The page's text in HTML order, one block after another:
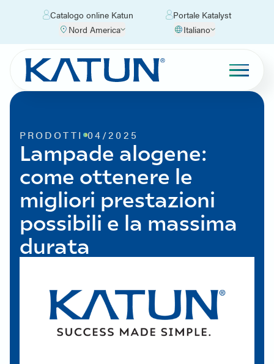
Catalogo online Katun
Portale Katalyst
Nord America
Italiano
PRODOTTI 04/2025
Lampade alogene:
come ottenere le
migliori prestazioni
possibili e la massima
durata